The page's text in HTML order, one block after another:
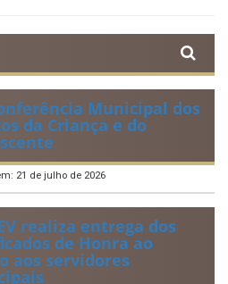
Municipal dos
da Criança e do
21 de julho de 2026
realiza entrega dos
de Honra ao
aos servidores